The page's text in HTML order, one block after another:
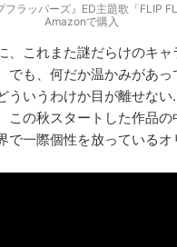
ラッパーズ』ED主題歌「FLIP
Amazonで購入
、これまた謎だらけのキャ
でも、何だか温かみがあっ
ういうわけか目が離せな
この秋スタートした作品
で一際個性を放っているオ